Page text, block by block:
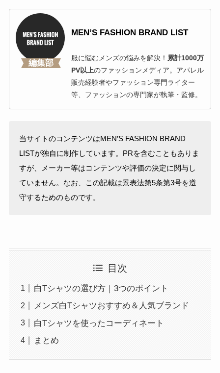
編集部
MEN’S FASHION BRAND LIST
服に悩むメンズの悩みを解決！ 累計1000万
PV以上のファッションメディア。アパレル
販売経験者やファッション専門ライター
等、ファッションの専門家が執筆・監修。
当サイトのコンテンツはMEN’S FASHION BRAND
LISTが独自に制作しています。PRを含むこともありま
すが、メーカー等はコンテンツや評価の決定に関与し
ていません。なお、この記載は景表法第5条第3号を遵
守するためのものです。
目次
白Tシャツの選び方｜3つのポイント
メンズ白Tシャツおすすめ＆人気ブランド
白Tシャツを使ったコーディネート
まとめ